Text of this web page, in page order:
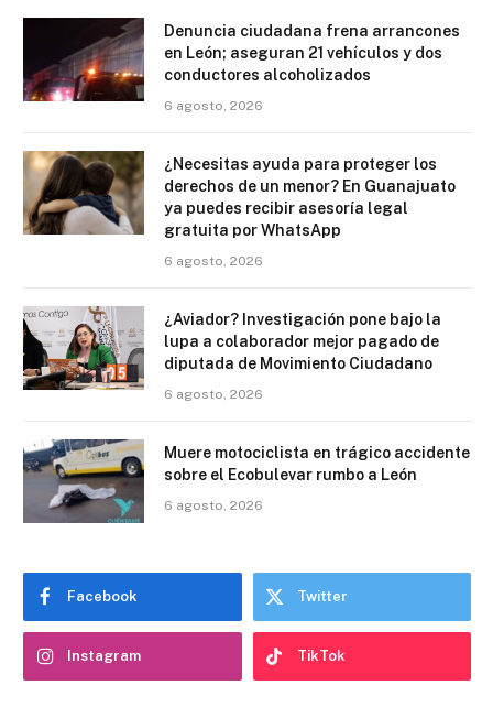
Denuncia ciudadana frena arrancones
en León; aseguran 21 vehículos y dos
conductores alcoholizados
6 agosto, 2026
¿Necesitas ayuda para proteger los
derechos de un menor? En Guanajuato
ya puedes recibir asesoría legal
gratuita por WhatsApp
6 agosto, 2026
¿Aviador? Investigación pone bajo la
lupa a colaborador mejor pagado de
diputada de Movimiento Ciudadano
6 agosto, 2026
Muere motociclista en trágico accidente
sobre el Ecobulevar rumbo a León
6 agosto, 2026
Facebook Twitter
Instagram TikTok